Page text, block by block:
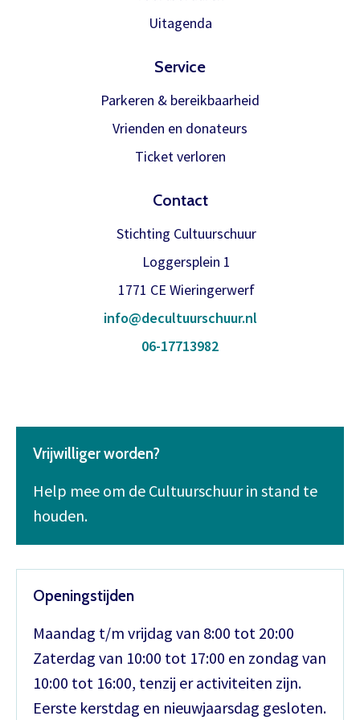
om de betaling te doen en zodra die
bij de voorstelling.
Uitagenda
Service
Parkeren & bereikbaarheid
Vrienden en donateurs
Ticket verloren
Contact
Stichting Cultuurschuur
Loggersplein 1
1771 CE Wieringerwerf
info@decultuurschuur.nl
06-17713982
Vrijwilliger worden?
Help mee om de Cultuurschuur in stand te
houden.
Openingstijden
Maandag t/m vrijdag van 8:00 tot 20:00
Zaterdag van 10:00 tot 17:00 en zondag van
10:00 tot 16:00, tenzij er activiteiten zijn.
Eerste kerstdag en nieuwjaarsdag gesloten.